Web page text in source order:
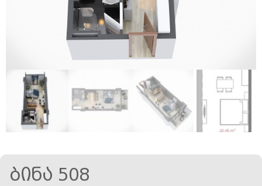
Ბინა 508